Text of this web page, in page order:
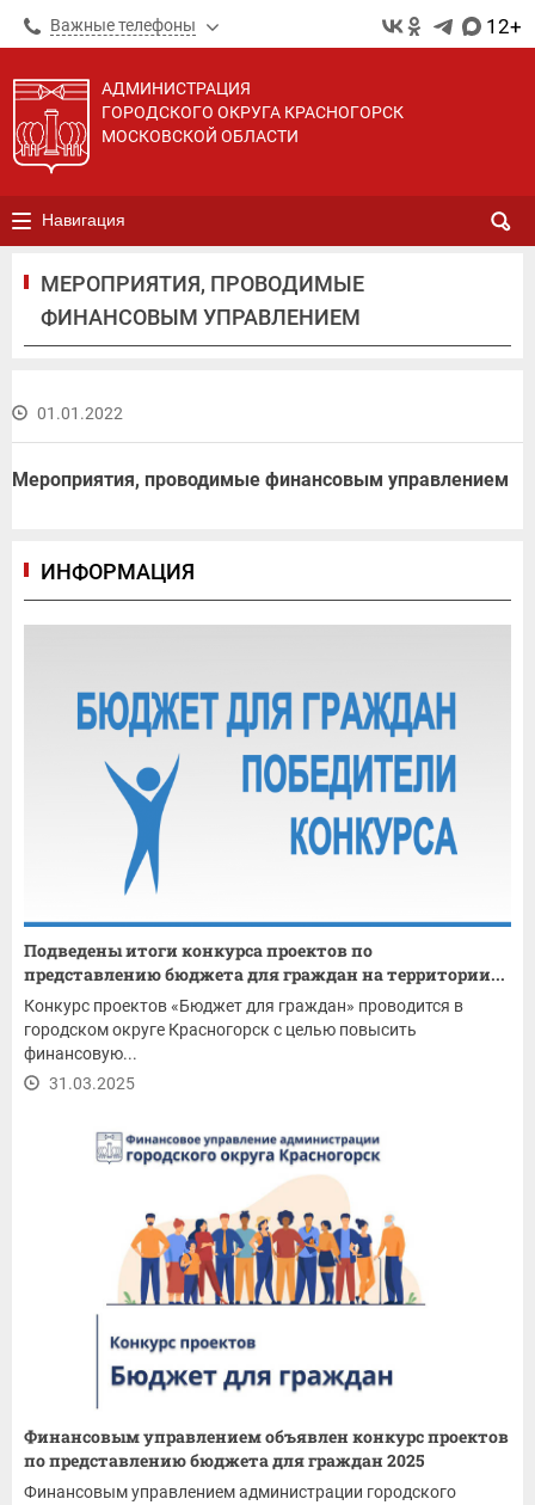
Важные телефоны 12+
АДМИНИСТРАЦИЯ
ГОРОДСКОГО ОКРУГА КРАСНОГОРСК
МОСКОВСКОЙ ОБЛАСТИ
Навигация
МЕРОПРИЯТИЯ, ПРОВОДИМЫЕ
ФИНАНСОВЫМ УПРАВЛЕНИЕМ
01.01.2022
Мероприятия, проводимые финансовым управлением
ИНФОРМАЦИЯ
Подведены итоги конкурса проектов по
представлению бюджета для граждан на территории...
Конкурс проектов «Бюджет для граждан» проводится в
городском округе Красногорск с целью повысить
финансовую...
31.03.2025
Финансовым управлением объявлен конкурс проектов
по представлению бюджета для граждан 2025
Финансовым управлением администрации городского